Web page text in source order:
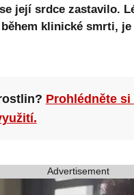
její srdce zastavilo.
klinické smrti,
Prohlédněte
Advertisement